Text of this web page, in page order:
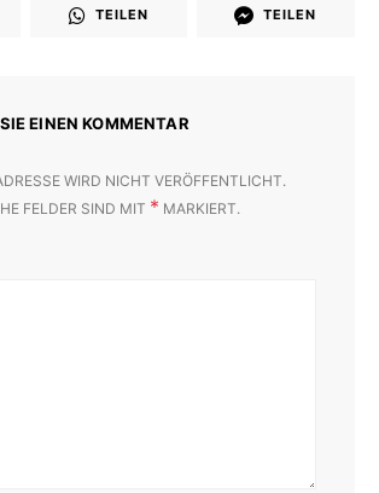
TEILEN TEILEN
EINEN KOMMENTAR
WIRD NICHT VERÖFFENTLICHT.
FELDER SIND MIT * MARKIERT.